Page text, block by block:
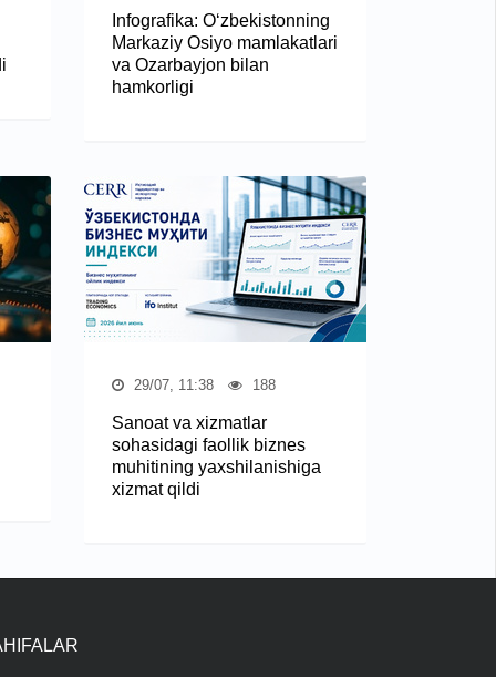
Infografika: O‘zbekistonning
Markaziy Osiyo mamlakatlari
va Ozarbayjon bilan
hamkorligi
29/07, 11:38 188
Sanoat va xizmatlar
sohasidagi faollik biznes
muhitining yaxshilanishiga
xizmat qildi